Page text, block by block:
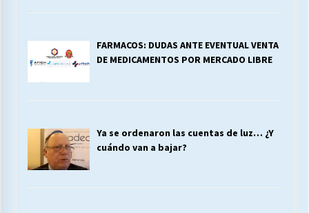
FARMACOS: DUDAS ANTE EVENTUAL VENTA
DE MEDICAMENTOS POR MERCADO LIBRE
Ya se ordenaron las cuentas de luz… ¿Y
cuándo van a bajar?